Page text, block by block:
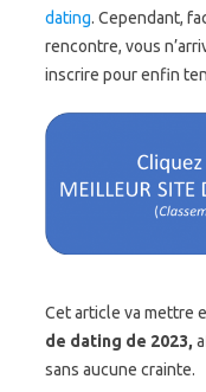
dating. Cependant,
rencontre, vous
inscrire pour enfin
Cet article va mettre
de dating de 2023,
sans aucune crainte.